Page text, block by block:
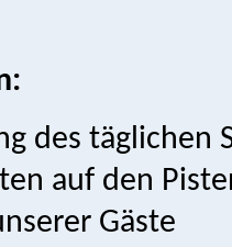
des täglichen
auf den
Gäste